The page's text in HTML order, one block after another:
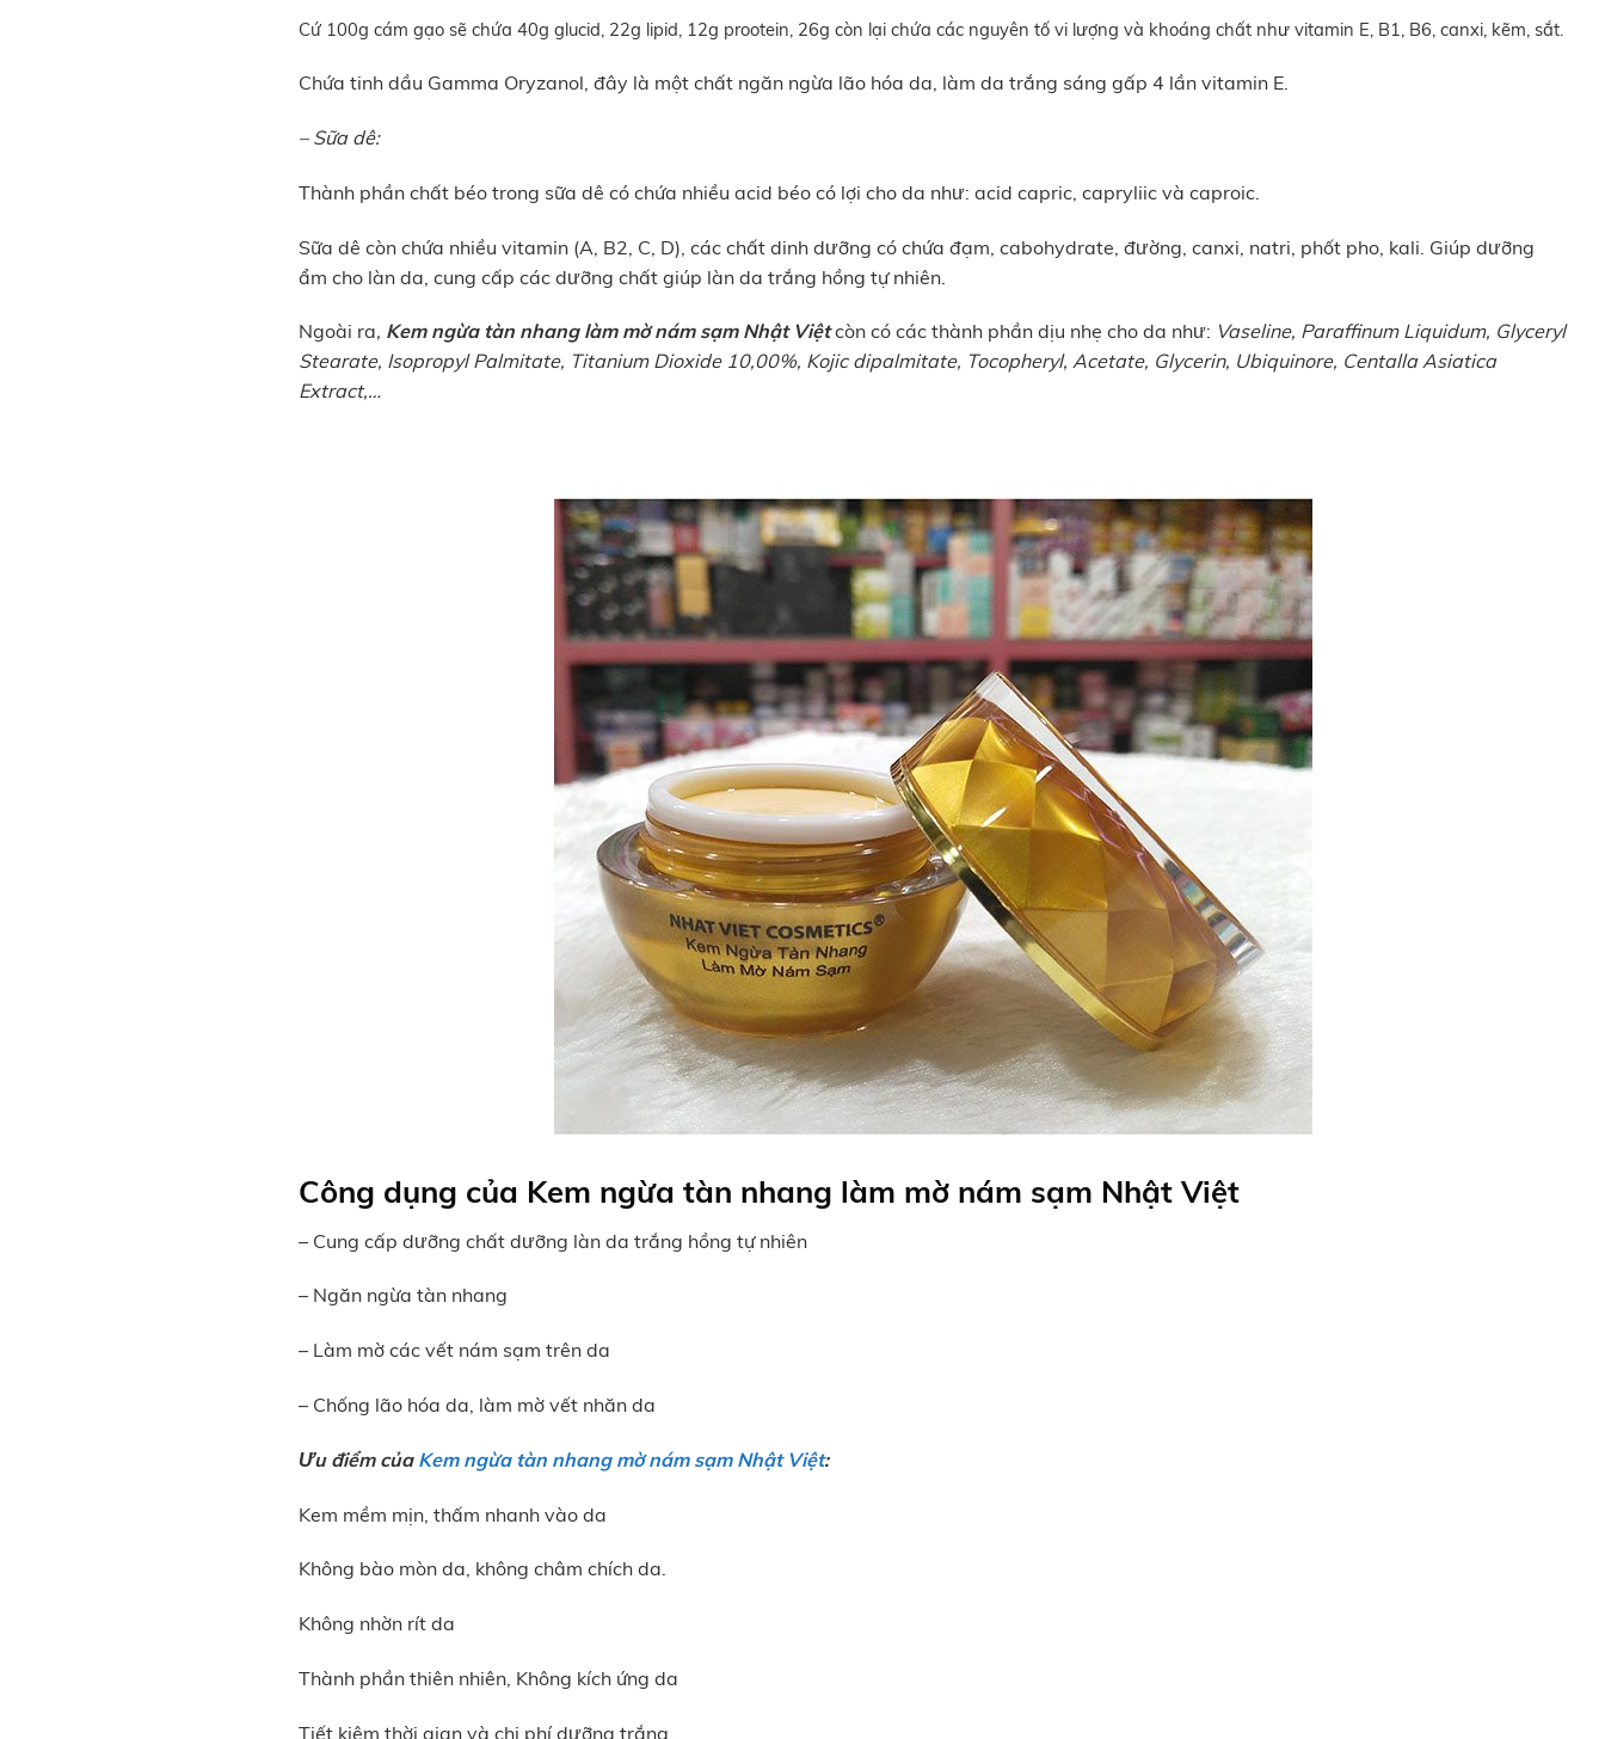
Cứ 100g cám gạo sẽ chứa 40g glucid, 22g lipid, 12g prootein, 26g còn lại chứa các nguyên tố vi lượng và khoáng chất như vitamin E, B1, B6, canxi, kẽm, sắt.
Chứa tinh dầu Gamma Oryzanol, đây là một chất ngăn ngừa lão hóa da, làm da trắng sáng gấp 4 lần vitamin E.
–Sữa dê:
Thành phần chất béo trong sữa dê có chứa nhiều acid béo có lợi cho da như: acid capric, capryliic và caproic.
Sữa dê còn chứa nhiều vitamin (A, B2, C, D), các chất dinh dưỡng có chứa đạm, cabohydrate, đường, canxi, natri, phốt pho, kali. Giúp dưỡng
ẩm cho làn da, cung cấp các dưỡng chất giúp làn da trắng hồng tự nhiên.
Ngoài ra, Kem ngừa tàn nhang làm mờ nám sạm Nhật Việtcòn có các thành phần dịu nhẹ cho da như: Vaseline, Paraffinum Liquidum, Glyceryl
Stearate, Isopropyl Palmitate, Titanium Dioxide 10,00%, Kojic dipalmitate, Tocopheryl, Acetate, Glycerin, Ubiquinore, Centalla Asiatica
Extract,…
Công dụng của Kem ngừa tàn nhang làm mờ nám sạm Nhật Việt
– Cung cấp dưỡng chất dưỡng làn da trắng hồng tự nhiên
– Ngăn ngừa tàn nhang
– Làm mờ các vết nám sạm trên da
– Chống lão hóa da, làm mờ vết nhăn da
Ưu điểm của Kem ngừa tàn nhang mờ nám sạm Nhật Việt:
Kem mềm mịn, thấm nhanh vào da
Không bào mòn da, không châm chích da.
Không nhờn rít da
Thành phần thiên nhiên, Không kích ứng da
Tiết kiệm thời gian và chi phí dưỡng trắng.